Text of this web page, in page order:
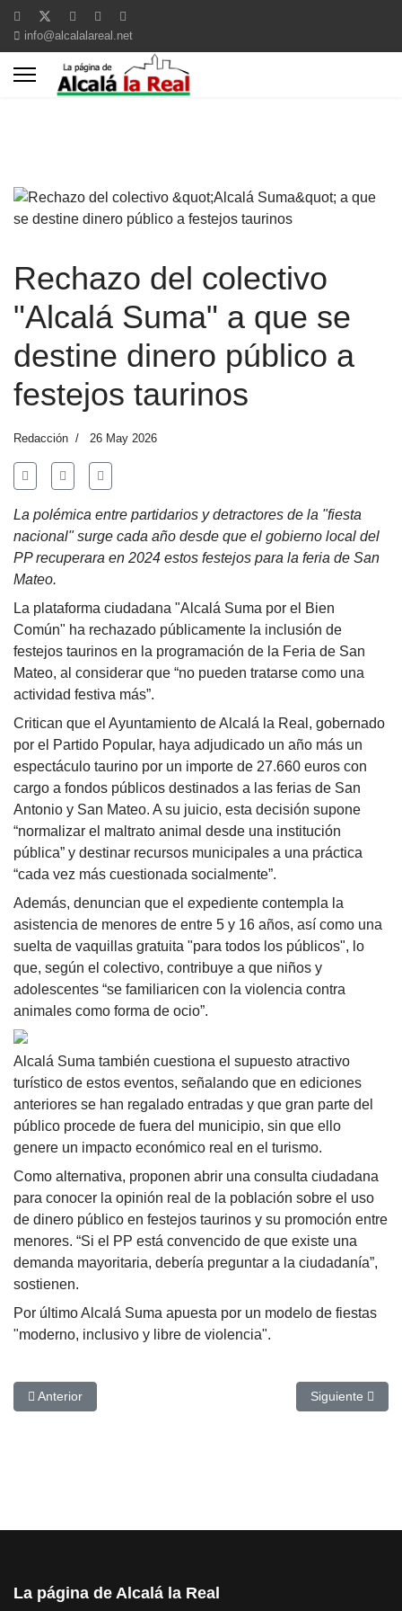
info@alcalalareal.net
Rechazo del colectivo
"Alcalá Suma" a que se
destine dinero público a
festejos taurinos
Redacción 26 May 2026
La polémica entre partidarios y detractores de la "fiesta
nacional" surge cada año desde que el gobierno local del
PP recuperara en 2024 estos festejos para la feria de San
Mateo.
La plataforma ciudadana "Alcalá Suma por el Bien
Común" ha rechazado públicamente la inclusión de
festejos taurinos en la programación de la Feria de San
Mateo, al considerar que “no pueden tratarse como una
actividad festiva más”.
Critican que el Ayuntamiento de Alcalá la Real, gobernado
por el Partido Popular, haya adjudicado un año más un
espectáculo taurino por un importe de 27.660 euros con
cargo a fondos públicos destinados a las ferias de San
Antonio y San Mateo. A su juicio, esta decisión supone
“normalizar el maltrato animal desde una institución
pública” y destinar recursos municipales a una práctica
“cada vez más cuestionada socialmente”.
Además, denuncian que el expediente contempla la
asistencia de menores de entre 5 y 16 años, así como una
suelta de vaquillas gratuita "para todos los públicos", lo
que, según el colectivo, contribuye a que niños y
adolescentes “se familiaricen con la violencia contra
animales como forma de ocio”.
Alcalá Suma también cuestiona el supuesto atractivo
turístico de estos eventos, señalando que en ediciones
anteriores se han regalado entradas y que gran parte del
público procede de fuera del municipio, sin que ello
genere un impacto económico real en el turismo.
Como alternativa, proponen abrir una consulta ciudadana
para conocer la opinión real de la población sobre el uso
de dinero público en festejos taurinos y su promoción entre
menores. “Si el PP está convencido de que existe una
demanda mayoritaria, debería preguntar a la ciudadanía”,
sostienen.
Por último Alcalá Suma apuesta por un modelo de fiestas
"moderno, inclusivo y libre de violencia".
Artículo anterior: Mercedes Canovaca será reconocida por su
Anterior Artículo
Siguiente
La página de Alcalá la Real